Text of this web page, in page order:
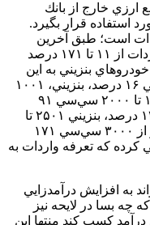
ارزي خارج از بانك
استفاده قرار بگيرد.
است؛ طبق آخرين
به‌روزرساني‌ها -تير ماه ۱۴۰۳- تعرفه واردات از ۱۱ تا ۱۷۱ درصد
بنزيني به اين
شرح است: بنزيني كمتر از ۱۰۰۰ سي‌سي ۱۶ درصد، بنزيني، ۱۰۰۱
تا ۱۵۰۰ سي‌سي ۶۶ درصد، بنزيني، ۱۵۰۱ تا ۲۰۰۰ سي‌سي ۹۱
درصد، بنزيني ۲۰۰۱ تا ۲۵۰۰ سي‌سي ۱۳۱ درصد، بنزيني ۲۵۰۱ تا
۳۰۰۰ سي‌سي ۱۶۱ درصد و بنزيني بالاتر از ۳۰۰۰ سي‌سي ۱۷۱
كرده كه تعرفه واردات به
به افزايش درآمدزايي
بسا در لايحه نيز
از اين محل درآمد كسب كند منتها اين